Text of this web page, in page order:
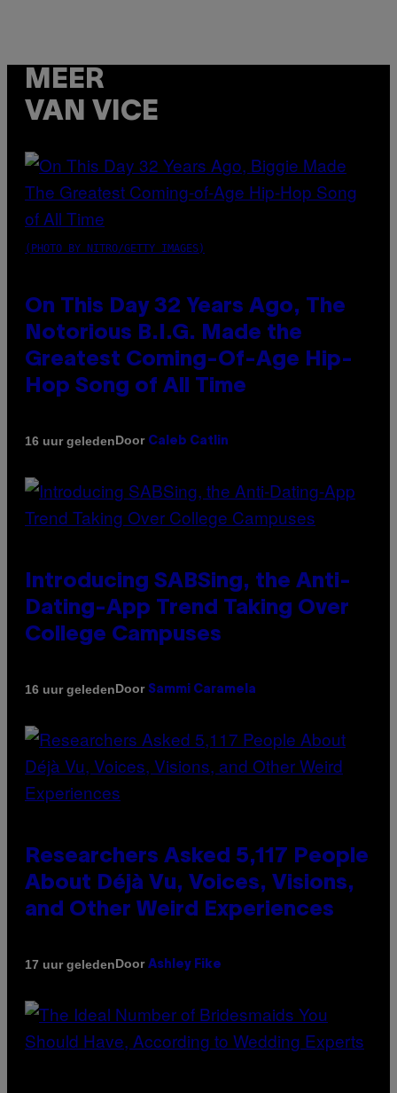
MEER
VAN VICE
(PHOTO BY NITRO/GETTY IMAGES)
On This Day 32 Years Ago, The
Notorious B.I.G. Made the
Greatest Coming-Of-Age Hip-
Hop Song of All Time
16 uur geledenDoor Caleb Catlin
Introducing SABSing, the Anti-
Dating-App Trend Taking Over
College Campuses
16 uur geledenDoor Sammi Caramela
Researchers Asked 5,117 People
About Déjà Vu, Voices, Visions,
and Other Weird Experiences
17 uur geledenDoor Ashley Fike